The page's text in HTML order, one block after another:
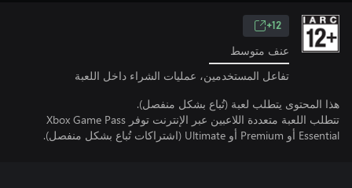
12+
عنف متوسط
تفاعل المستخدمين، عمليات الشراء داخل اللعبة
هذا المحتوى يتطلب لعبة (تُباع بشكل منفصل).
تتطلب اللعبة متعددة اللاعبين عبر الإنترنت توفر Xbox Game Pass
Essential أو Premium أو Ultimate (اشتراكات تُباع بشكل منفصل).